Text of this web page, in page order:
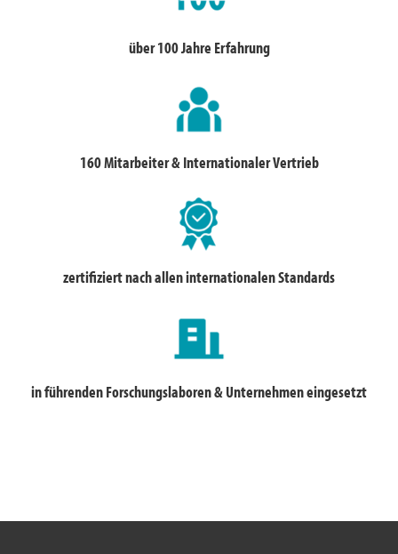
über 100 Jahre Erfahrung
160 Mitarbeiter & Internationaler Vertrieb
zertifiziert nach allen internationalen Standards
in führenden Forschungslaboren & Unternehmen eingesetzt